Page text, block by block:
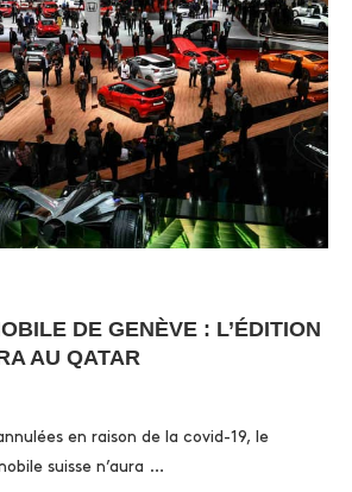
DE GENÈVE : L’ÉDITION
AU QATAR
en raison de la covid-19, le
suisse n’aura …